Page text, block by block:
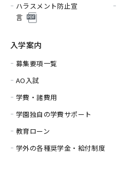
ハラスメント防止宣
言
入学案内
募集要項一覧
AO入試
学費・諸費用
学園独自の学費サポート
教育ローン
学外の各種奨学金・給付制度